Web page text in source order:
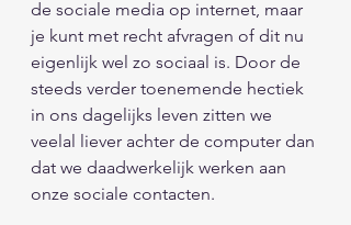
de sociale media op internet, maar
je kunt met recht afvragen of dit nu
eigenlijk wel zo sociaal is. Door de
steeds verder toenemende hectiek
in ons dagelijks leven zitten we
veelal liever achter de computer dan
dat we daadwerkelijk werken aan
onze sociale contacten.